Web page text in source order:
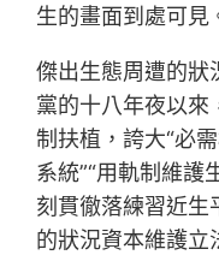
生的畫面到處可見
傑出生態周遭的狀
黨的十八年夜以來
制扶植，誇大“必
系統”“用軌制維護
刻貫徹落練習近生
的狀況資本維護立